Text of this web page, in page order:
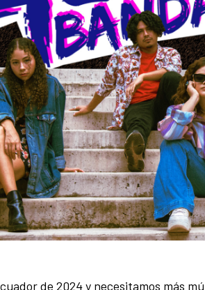
de 2024 y necesitamos más